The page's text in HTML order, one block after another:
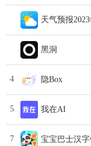
天气预报
黑洞
4 隐Box
5 我在AI
7